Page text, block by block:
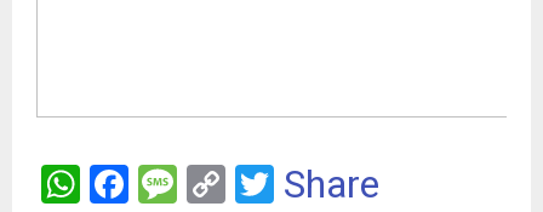
W F
M C
T
Share